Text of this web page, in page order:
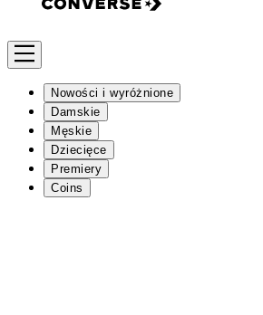
Nowości i wyróżnione
Damskie
Męskie
Dziecięce
Premiery
Coins